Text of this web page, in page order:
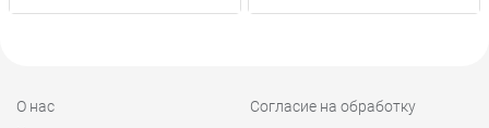
О нас
Согласие на обработку